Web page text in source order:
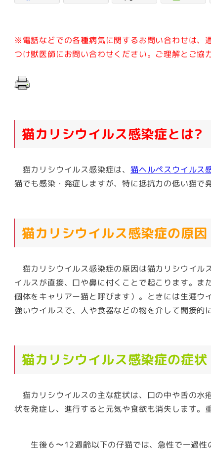
※電話などでの各種病気に関するお問い合わせは、
つけ獣医師にお問い合わせください。ご理解とご協
猫カリシウイルス感染症とは?
猫カリシウイルス感染症は、 猫ヘルペスウイルス
猫でも感染・発症しますが、特に抵抗力の低い猫で
猫カリシウイルス感染症の原因
猫カリシウイルス感染症の原因は猫カリシウイル
イルスが直接、口や鼻に付くことで起こります。
個体をキャリアー猫と呼びます）。ときには生涯
強いウイルスで、人や食器などの物を介して間接的
猫カリシウイルス感染症の症状
猫カリシウイルスの主な症状は、口の中や舌の水
状を発症し、進行すると元気や食欲も消失します。
生後６〜12週齢以下の仔猫では、急性で一過性